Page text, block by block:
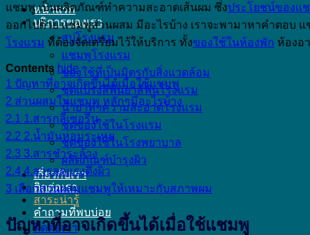
หน้าแรก
บริการของเรา
สบู่โรงแรม
แชมพูโรงแรม
ของใช้ที่เป็นมิตรกับสิ่งแวดล้อม
ชุดแปรงสีฟันยาสีฟันโรงแรม
น้ำยาทำความสะอาดโรงแรม
ชุดของใช้ในโรงแรม
ชุดของใช้ในโรงพยาบาล
ผลิตภัณฑ์บำรุงผิว
เกี่ยวกับเรา
ติดต่อเรา
สาระน่ารู้
คำถามที่พบบ่อย
ติดต่อเรา
แชมพู เป็นผลิตภัณฑ์ทำความสะอาดเส้นผม ซึ่งประโยชน์ของแ
ออกไปด้วย แชมพูส่วนผสม มีอะไรบ้าง เราจะพามาหาคำตอ
โรงแรม ที่ต้องจัดเตรียมไว้ให้บริการ ทั้งของใช้ในห้องพัก ห้องอ
Contents hide
1 ปัญหาที่อาจเกิดขึ้นได้เมื่อใช้แชมพู
2 ส่วนผสมในแชมพู หลักๆมีอะไรบ้าง
2.1 1.สารกลีเซอรีน
2.2 2.น้ำมันหอมระเหย
2.3 3.สารชำระล้าง
2.4 4.สารลดแรงตึงผิว
3 เลือกส่วนผสมแชมพูให้เหมาะกับสภาพผม
ปัญหาที่อาจเกิดขึ้นได้เมื่อใช้แชมพู